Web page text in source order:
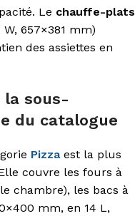
Le chauffe-plats
657×381 mm)
des assiettes en
la sous-
du catalogue
Pizzaest la plus
couvre les fours à
chambre), les bacs à
mm, en 14 L,